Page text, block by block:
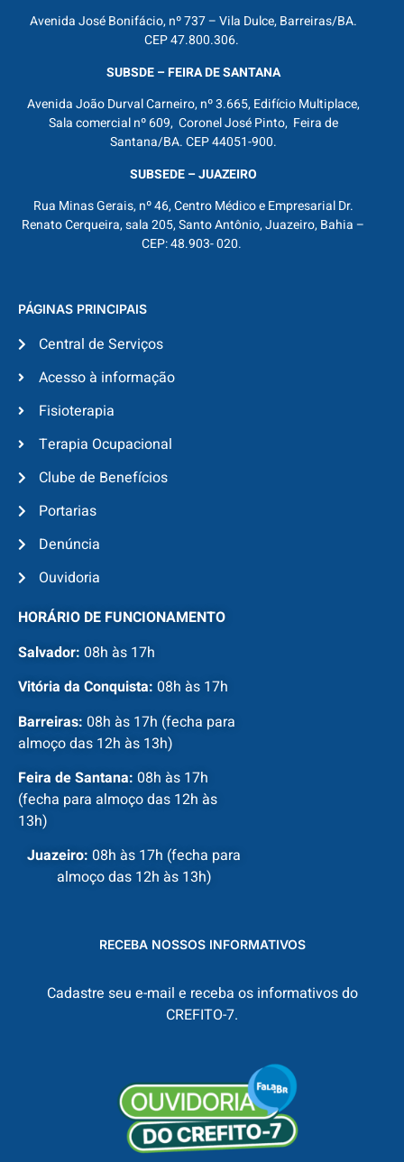
Avenida José Bonifácio, nº 737 – Vila Dulce, Barreiras/BA.
CEP 47.800.306.
SUBSDE – FEIRA DE SANTANA
Avenida João Durval Carneiro, nº 3.665, Edifício Multiplace,
Sala comercial nº 609, Coronel José Pinto, Feira de
Santana/BA. CEP 44051-900.
SUBSEDE – JUAZEIRO
Rua Minas Gerais, nº 46, Centro Médico e Empresarial Dr.
Renato Cerqueira, sala 205, Santo Antônio, Juazeiro, Bahia –
CEP: 48.903- 020.
PÁGINAS PRINCIPAIS
Central de Serviços
Acesso à informação
Fisioterapia
Terapia Ocupacional
Clube de Benefícios
Portarias
Denúncia
Ouvidoria
HORÁRIO DE FUNCIONAMENTO
Salvador: 08h às 17h
Vitória da Conquista: 08h às 17h
Barreiras: 08h às 17h (fecha para
almoço das 12h às 13h)
Feira de Santana: 08h às 17h
(fecha para almoço das 12h às
13h)
Juazeiro: 08h às 17h (fecha para
almoço das 12h às 13h)
RECEBA NOSSOS INFORMATIVOS
Cadastre seu e-mail e receba os informativos do
CREFITO-7.